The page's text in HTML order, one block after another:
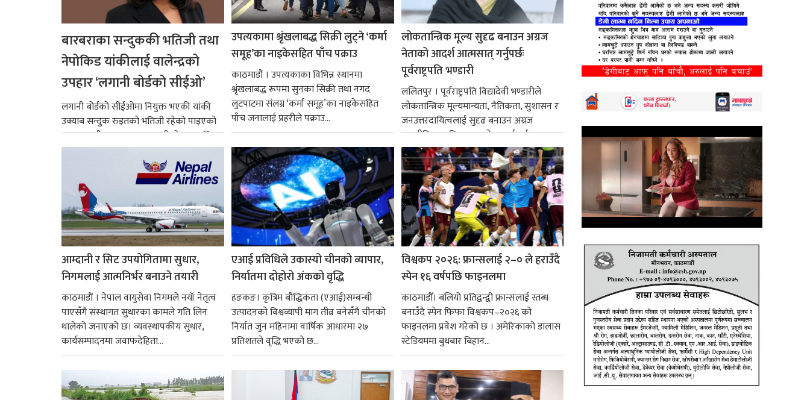
बारबराका सन्दुककी भतिजी तथा
नेपोकिड यांकीलाई वालेन्द्रको
उपहार ‘लगानी बोर्डको सीईओ’
लगानी बोर्डको सीईओमा नियुक्त भएकी यांकी
उक्याब सन्दुक रुइतको भतिजी रहेको पाइएको
छ। तत्कालीन समयमा महाकालीको अञ्चलाधिश
नै बनेका जोन...
उपत्यकामा श्रृंखलाबद्ध सिक्री लुट्ने ‘कर्मा
समूह’का नाइकेसहित पाँच पक्राउ
काठमाडौं । उपत्यकाका विभिन्न स्थानमा
श्रृंखलाबद्ध रूपमा सुनका सिक्री तथा नगद
लुटपाटमा संलग्न ‘कर्मा समूह’का नाइकेसहित
पाँच जनालाई प्रहरीले पक्राउ...
लोकतान्त्रिक मूल्य सुदृढ बनाउन अग्रज
नेताको आदर्श आत्मसात् गर्नुपर्छः
पूर्वराष्ट्रपति भण्डारी
ललितपुर । पूर्वराष्ट्रपति विद्यादेवी भण्डारीले
लोकतान्त्रिक मूल्यमान्यता, नैतिकता, सुशासन र
जनउत्तरदायित्वलाई सुदृढ बनाउन अग्रज
राजनीतिक व्यक्तित्वहरूको आदर्शलाई आत्मसात्
गर्न आवश्यक...
आम्दानी र सिट उपयोगितामा सुधार,
निगमलाई आत्मनिर्भर बनाउने तयारी
काठमाडाैं । नेपाल वायुसेवा निगमले नयाँ नेतृत्व
पाएसँगै संस्थागत सुधारका कामले गति लिन
थालेको जनाएको छ। व्यवस्थापकीय सुधार,
कार्यसम्पादनमा जवाफदेहिता...
एआई प्रविधिले उकास्यो चीनको व्यापार,
निर्यातमा दोहोरो अंकको वृद्धि
हङकङ। कृत्रिम बौद्धिकता (एआई)सम्बन्धी
उत्पादनको विश्वव्यापी माग तीव्र बनेसँगै चीनको
निर्यात जुन महिनामा वार्षिक आधारमा २७
प्रतिशतले वृद्धि भएको छ...
विश्वकप २०२६: फ्रान्सलाई २–० ले हराउँदै
स्पेन १६ वर्षपछि फाइनलमा
काठमाडौँ। बलियो प्रतिद्वन्द्वी फ्रान्सलाई स्तब्ध
बनाउँदै स्पेन फिफा विश्वकप–२०२६ को
फाइनलमा प्रवेश गरेको छ । अमेरिकाको डालास
स्टेडियममा बुधबार बिहान...